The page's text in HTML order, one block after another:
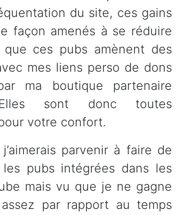
du site, ces gains
façon amenés à se réduire
ces pubs amènent des
mes liens perso de dons
ma boutique partenaire
sont donc toutes
votre confort.
j’aimerais parvenir à faire de
pubs intégrées dans les
mais vu que je ne gagne
par rapport au temps